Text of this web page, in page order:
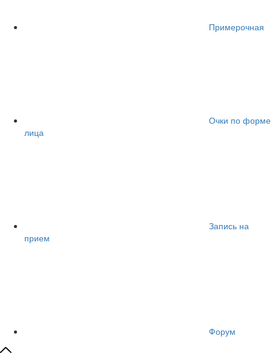
Примерочная
Очки по форме
лица
Запись на
прием
Форум